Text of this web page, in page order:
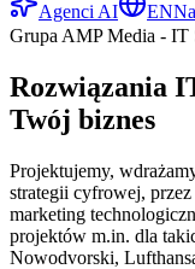
Agenci AI
EN
Grupa AMP Media - IT
Rozwiązania
Twój biznes
Projektujemy,
strategii cyfrowej,
marketing
projektów m.in. dla
Nowodvorski,